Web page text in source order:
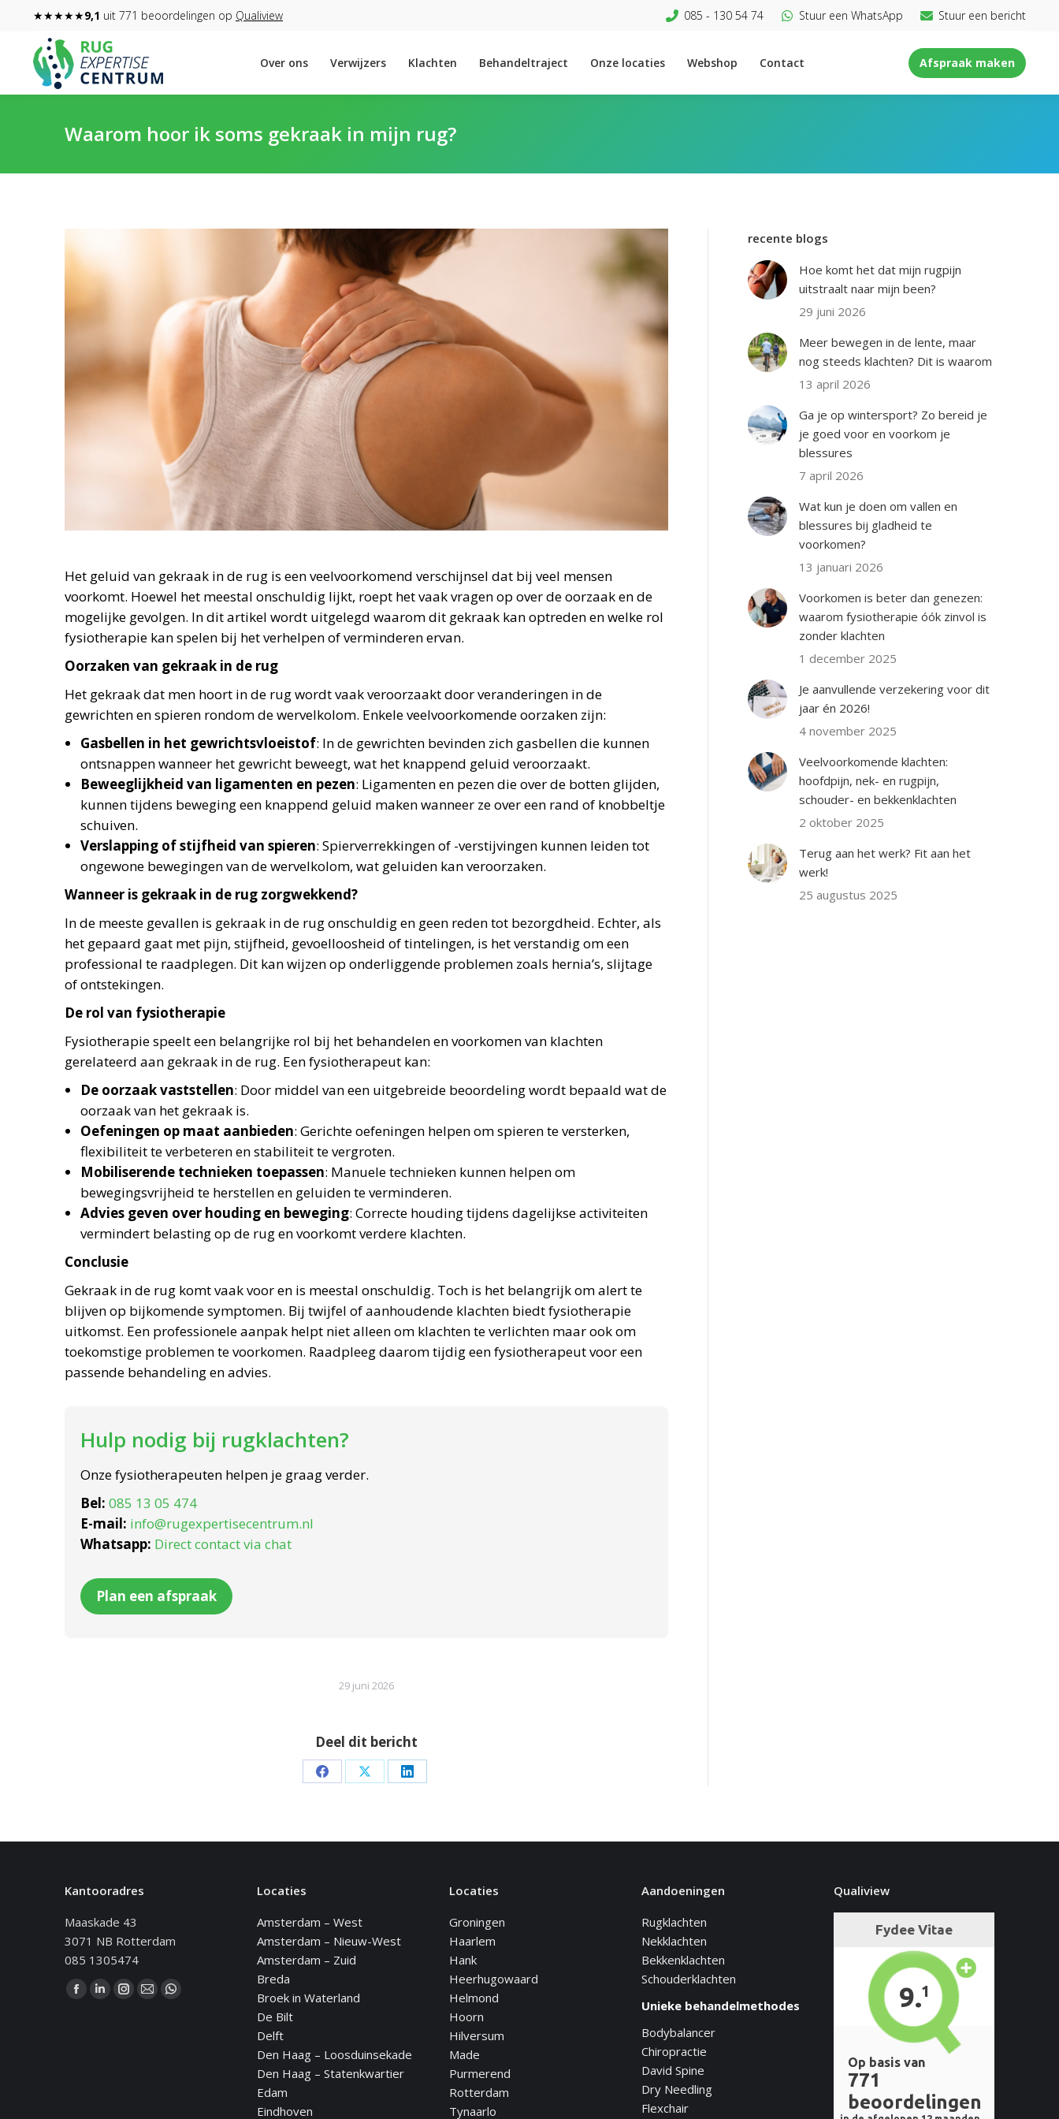
★★★★★9,1 uit 771 beoordelingen op Qualiview 085 - 130 54 74 Stuur een WhatsApp Stuur een bericht
Over ons Verwijzers Klachten Behandeltraject Onze locaties Webshop Contact Afspraak maken
Waarom hoor ik soms gekraak in mijn rug?
Het geluid van gekraak in de rug is een veelvoorkomend verschijnsel dat bij veel mensen
voorkomt. Hoewel het meestal onschuldig lijkt, roept het vaak vragen op over de oorzaak en de
mogelijke gevolgen. In dit artikel wordt uitgelegd waarom dit gekraak kan optreden en welke rol
fysiotherapie kan spelen bij het verhelpen of verminderen ervan.
Oorzaken van gekraak in de rug
Het gekraak dat men hoort in de rug wordt vaak veroorzaakt door veranderingen in de
gewrichten en spieren rondom de wervelkolom. Enkele veelvoorkomende oorzaken zijn:
Gasbellen in het gewrichtsvloeistof: In de gewrichten bevinden zich gasbellen die kunnen
ontsnappen wanneer het gewricht beweegt, wat het knappend geluid veroorzaakt.
Beweeglijkheid van ligamenten en pezen: Ligamenten en pezen die over de botten glijden,
kunnen tijdens beweging een knappend geluid maken wanneer ze over een rand of knobbeltje
schuiven.
Verslapping of stijfheid van spieren: Spierverrekkingen of -verstijvingen kunnen leiden tot
ongewone bewegingen van de wervelkolom, wat geluiden kan veroorzaken.
Wanneer is gekraak in de rug zorgwekkend?
In de meeste gevallen is gekraak in de rug onschuldig en geen reden tot bezorgdheid. Echter, als
het gepaard gaat met pijn, stijfheid, gevoelloosheid of tintelingen, is het verstandig om een
professional te raadplegen. Dit kan wijzen op onderliggende problemen zoals hernia’s, slijtage
of ontstekingen.
De rol van fysiotherapie
Fysiotherapie speelt een belangrijke rol bij het behandelen en voorkomen van klachten
gerelateerd aan gekraak in de rug. Een fysiotherapeut kan:
De oorzaak vaststellen: Door middel van een uitgebreide beoordeling wordt bepaald wat de
oorzaak van het gekraak is.
Oefeningen op maat aanbieden: Gerichte oefeningen helpen om spieren te versterken,
flexibiliteit te verbeteren en stabiliteit te vergroten.
Mobiliserende technieken toepassen: Manuele technieken kunnen helpen om
bewegingsvrijheid te herstellen en geluiden te verminderen.
Advies geven over houding en beweging: Correcte houding tijdens dagelijkse activiteiten
vermindert belasting op de rug en voorkomt verdere klachten.
Conclusie
Gekraak in de rug komt vaak voor en is meestal onschuldig. Toch is het belangrijk om alert te
blijven op bijkomende symptomen. Bij twijfel of aanhoudende klachten biedt fysiotherapie
uitkomst. Een professionele aanpak helpt niet alleen om klachten te verlichten maar ook om
toekomstige problemen te voorkomen. Raadpleeg daarom tijdig een fysiotherapeut voor een
passende behandeling en advies.
Hulp nodig bij rugklachten?
Onze fysiotherapeuten helpen je graag verder.
Bel: 085 13 05 474
E-mail: info@rugexpertisecentrum.nl
Whatsapp: Direct contact via chat
Plan een afspraak
29 juni 2026
Deel dit bericht
Deel
Deel
Deel
recente blogs
Hoe komt het dat mijn rugpijn
uitstraalt naar mijn been?
29 juni 2026
Meer bewegen in de lente, maar
nog steeds klachten? Dit is waarom
13 april 2026
Ga je op wintersport? Zo bereid je
je goed voor en voorkom je
blessures
7 april 2026
Wat kun je doen om vallen en
blessures bij gladheid te
voorkomen?
13 januari 2026
Voorkomen is beter dan genezen:
waarom fysiotherapie óók zinvol is
zonder klachten
1 december 2025
Je aanvullende verzekering voor dit
jaar én 2026!
4 november 2025
Veelvoorkomende klachten:
hoofdpijn, nek- en rugpijn,
schouder- en bekkenklachten
2 oktober 2025
Terug aan het werk? Fit aan het
werk!
25 augustus 2025
Kantooradres
Maaskade 43
3071 NB Rotterdam
085 1305474
Vind ons op:
Facebook
LinkedinInstagram
MailWhatsApp
Locaties
Amsterdam – West
Amsterdam – Nieuw-West
Amsterdam – Zuid
Breda
Broek in Waterland
De Bilt
Delft
Den Haag – Loosduinsekade
Den Haag – Statenkwartier
Edam
Eindhoven
Locaties
Groningen
Haarlem
Hank
Heerhugowaard
Helmond
Hoorn
Hilversum
Made
Purmerend
Rotterdam
Tynaarlo
Aandoeningen
Rugklachten
Nekklachten
Bekkenklachten
Schouderklachten
Unieke behandelmethodes
Bodybalancer
Chiropractie
David Spine
Dry Needling
Flexchair
Qualiview